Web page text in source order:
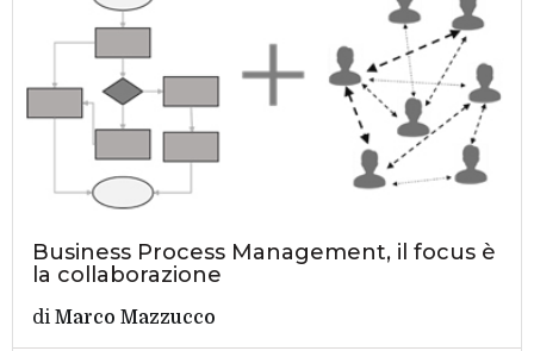
Business Process Management, il focus è
la collaborazione
diMarco Mazzucco